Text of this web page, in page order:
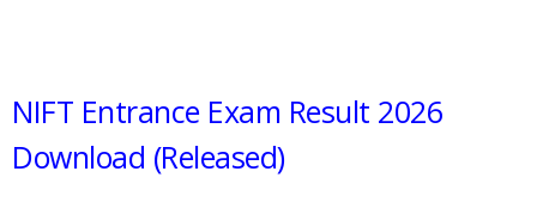
NIFT Entrance Exam Result 2026
Download (Released)